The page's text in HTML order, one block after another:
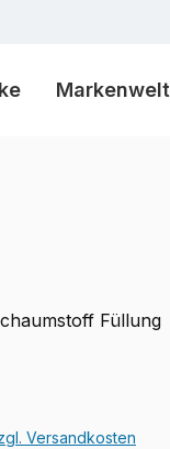
Markenwelt
Füllung
Versandkosten